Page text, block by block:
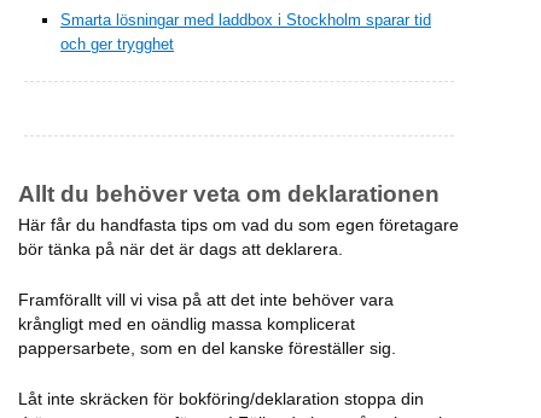
Smarta lösningar med laddbox i Stockholm sparar tid
och ger trygghet
Allt du behöver veta om deklarationen
Här får du handfasta tips om vad du som egen företagare
bör tänka på när det är dags att deklarera.
Framförallt vill vi visa på att det inte behöver vara
krångligt med en oändlig massa komplicerat
pappersarbete, som en del kanske föreställer sig.
Låt inte skräcken för bokföring/deklaration stoppa din